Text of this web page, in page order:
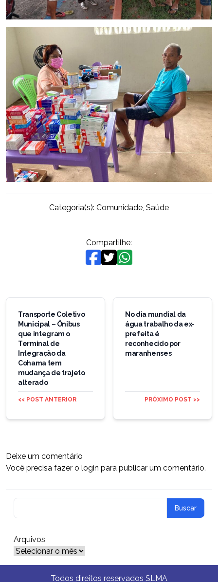
Categoria(s): Comunidade Saúde
Compartilhe:
Navegação
Post
Transporte Coletivo
Municipal – Ônibus
que integram o
Terminal de
Integração da
Cohama tem
mudança de trajeto
alterado
<< POST ANTERIOR
No dia mundial da
água trabalho da ex-
prefeita é
reconhecido por
maranhenses
PRÓXIMO POST >>
Deixe um comentário
Você precisa fazer o login para publicar um comentário.
Arquivos
Arquivos
Todos direitos reservados SLMA